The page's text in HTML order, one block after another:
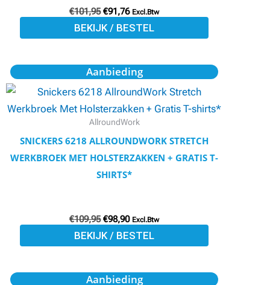
€101,95 €91,76 Excl.Btw
BEKIJK / BESTEL
worden
op
productpagina
Aanbieding
AllroundWork
SNICKERS 6218 ALLROUNDWORK STRETCH
WERKBROEK MET HOLSTERZAKKEN + GRATIS T-
SHIRTS*
€109,95
Oorspronkelijke
prijs
was:
€109,95.
€98,90
Huidige
prijs
is:
€98,90.
Excl.Btw
BEKIJK / BESTEL
Dit
product
heeft
meerdere
variaties.
Deze
optie
worden
op
productpagina
Aanbieding
Oorspronkelijke
Huidige
Dit